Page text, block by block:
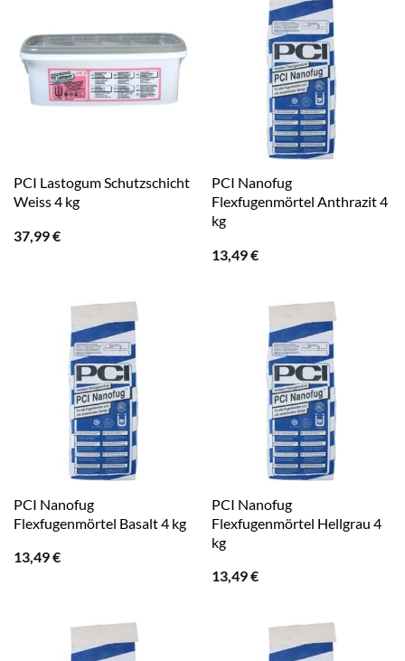
PCI Lastogum Schutzschicht
Weiss 4 kg
37,99€
PCI Nanofug
Flexfugenmörtel Anthrazit 4
kg
13,49€
PCI Nanofug
Flexfugenmörtel Basalt 4 kg
13,49€
PCI Nanofug
Flexfugenmörtel Hellgrau 4
kg
13,49€